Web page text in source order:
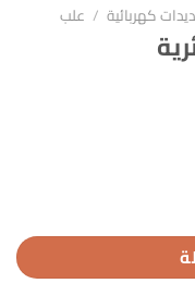
كهربائية / علب